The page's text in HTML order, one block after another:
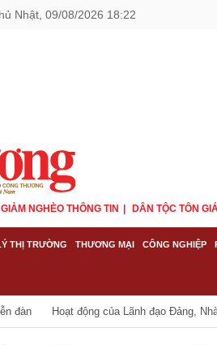
Nhật, 09/08/2026 18:23
GIẢM NGHÈO THÔNG TIN DÂN TỘC TÔN
THỊ TRƯỜNG THƯƠNG MẠI CÔNG NGHIỆP
đàn Hoạt động của Lãnh đạo Đảng,